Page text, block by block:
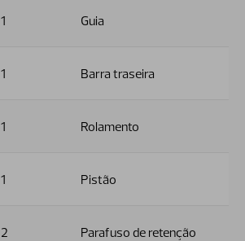
1 Guia
1 Barra traseira
1 Rolamento
1 Pistão
2 Parafuso de retenção